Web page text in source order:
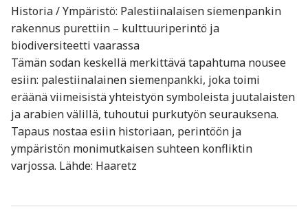
Historia / Ympäristö: Palestiinalaisen siemenpankin
rakennus purettiin – kulttuuriperintö ja
biodiversiteetti vaarassa
Tämän sodan keskellä merkittävä tapahtuma nousee
esiin: palestiinalainen siemenpankki, joka toimi
eräänä viimeisistä yhteistyön symboleista juutalaisten
ja arabien välillä, tuhoutui purkutyön seurauksena.
Tapaus nostaa esiin historiaan, perintöön ja
ympäristön monimutkaisen suhteen konfliktin
varjossa. Lähde: Haaretz